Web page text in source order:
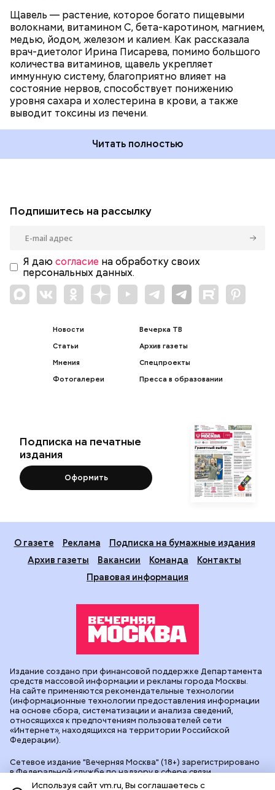
Щавель — растение, которое богато пищевыми
волокнами, витамином С, бета-каротином, магнием,
медью, йодом, железом и калием. Как рассказала
врач-диетолог Ирина Писарева, помимо большого
количества витаминов, щавель укрепляет
иммунную систему, благоприятно влияет на
состояние нервов, способствует понижению
уровня сахара и холестерина в крови, а также
выводит токсины из печени.
Читать полностью
Подпишитесь на рассылку
Я даю согласие на обработку своих
персональных данных.
Новости
Статьи
Мнения
Фотогалереи
Вечерка ТВ
Архив газеты
Спецпроекты
Пресса в образовании
Подписка на печатные
издания
Оформить
О газете Реклама
Подписка на бумажные издания
Архив газеты
Вакансии Команда
Контакты
Правовая информация
Сетевое издание "Вечерняя Москва" (18+) зарегистрировано
в Федеральной службе по надзору в сфере связи,
информационных технологий и массовых коммуникаций
Издание создано при финансовой поддержке Департамента
средств массовой информации и рекламы города Москвы.
На сайте применяются рекомендательные технологии
(информационные технологии предоставления информации
на основе сбора, систематизации и анализа сведений,
относящихся к предпочтениям пользователей сети
«Интернет», находящихся на территории Российской
Федерации).
Используя сайт vm.ru, Вы соглашаетесь с